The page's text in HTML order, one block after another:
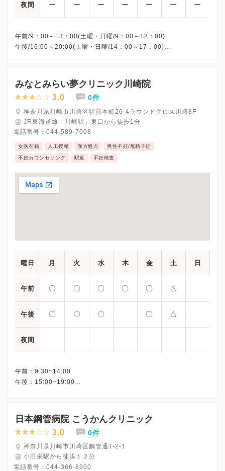
夜間 ー ー ー ー ー ー ー
午前/9：00～13：00(土曜・日曜/9：00～12：00)
午後/16:00～20:00(土曜・日曜/14：00～17：00)
みなとみらい夢クリニック川崎院
3.0 0件
神奈川県川崎市川崎区駅前本町26-4ラウンドクロス川崎8F
JR東海道線「川崎駅」東口から徒歩1分
電話番号： 044-589-7008
女医在籍 人工授精 漢方処方 男性不妊/無精子症
不妊カウンセリング 駅近 不妊検査
曜日 月 火 水 木 金 土 日
午前 〇 〇 〇 〇 〇 △
午後 〇 〇 〇 〇 △
夜間
午前：9:30~14:00
午後：15:00~19:00
日本鋼管病院 こうかんクリニック
3.0 0件
神奈川県川崎市川崎区鋼管通1-2-1
小田栄駅から徒歩１２分
電話番号： 044-366-8900